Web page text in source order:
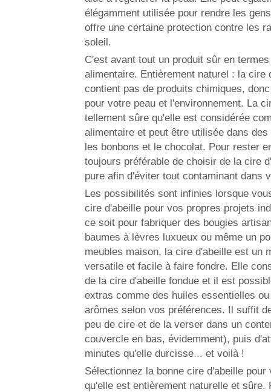
élégamment utilisée pour rendre les
offre une certaine protection contre les
soleil.
C'est avant tout un produit sûr en
alimentaire. Entièrement naturel : la cire
contient pas de produits chimiques,
pour votre peau et l'environnement. La
tellement sûre qu'elle est considérée
alimentaire et peut être utilisée dans
les bonbons et le chocolat. Pour rester
toujours préférable de choisir de la cire
pure afin d'éviter tout contaminant dans
Les possibilités sont infinies lorsque
cire d'abeille pour vos propres projets
ce soit pour fabriquer des bougies
baumes à lèvres luxueux ou même un
meubles maison, la cire d'abeille est un
versatile et facile à faire fondre. Elle
de la cire d'abeille fondue et il est
extras comme des huiles essentielles
arômes selon vos préférences. Il suffit
peu de cire et de la verser dans un
couvercle en bas, évidemment), puis
minutes qu'elle durcisse... et voilà !
Sélectionnez la bonne cire d'abeille pour
qu'elle est entièrement naturelle et sûre.